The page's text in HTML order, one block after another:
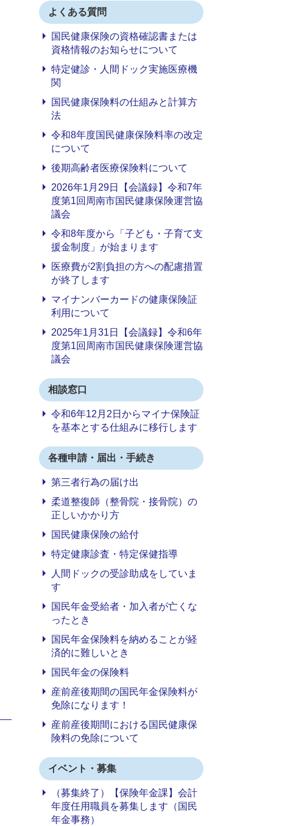
よくある質問
国民健康保険の資格確認書または
資格情報のお知らせについて
特定健診・人間ドック実施医療機
関
国民健康保険料の仕組みと計算方
法
令和8年度国民健康保険料率の改定
について
後期高齢者医療保険料について
2026年1月29日【会議録】令和7年
度第1回周南市国民健康保険運営協
議会
令和8年度から「子ども・子育て支
援金制度」が始まります
医療費が2割負担の方への配慮措置
が終了します
マイナンバーカードの健康保険証
利用について
2025年1月31日【会議録】令和6年
度第1回周南市国民健康保険運営協
議会
相談窓口
令和6年12月2日からマイナ保険証
を基本とする仕組みに移行します
各種申請・届出・手続き
第三者行為の届け出
柔道整復師（整骨院・接骨院）の
正しいかかり方
国民健康保険の給付
特定健康診査・特定保健指導
人間ドックの受診助成をしていま
す
国民年金受給者・加入者が亡くな
ったとき
国民年金保険料を納めることが経
済的に難しいとき
国民年金の保険料
産前産後期間の国民年金保険料が
免除になります！
産前産後期間における国民健康保
険料の免除について
イベント・募集
（募集終了）【保険年金課】会計
年度任用職員を募集します（国民
年金事務）